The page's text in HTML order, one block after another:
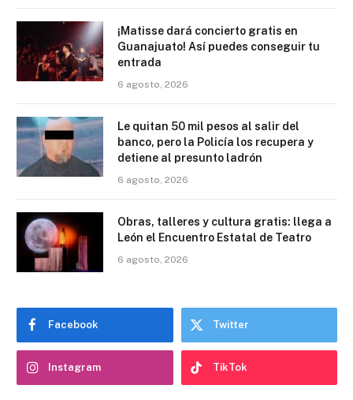
¡Matisse dará concierto gratis en
Guanajuato! Así puedes conseguir tu
entrada
6 agosto, 2026
Le quitan 50 mil pesos al salir del
banco, pero la Policía los recupera y
detiene al presunto ladrón
6 agosto, 2026
Obras, talleres y cultura gratis: llega a
León el Encuentro Estatal de Teatro
6 agosto, 2026
Facebook Twitter
Instagram TikTok